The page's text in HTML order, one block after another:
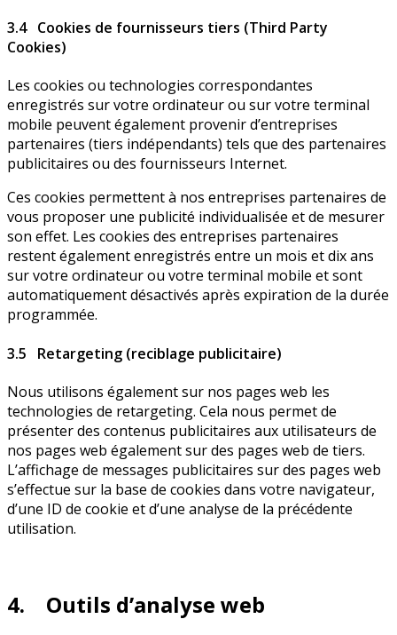
3.4 Cookies de fournisseurs tiers (Third Party
Cookies)
Les cookies ou technologies correspondantes
enregistrés sur votre ordinateur ou sur votre terminal
mobile peuvent également provenir d’entreprises
partenaires (tiers indépendants) tels que des partenaires
publicitaires ou des fournisseurs Internet.
Ces cookies permettent à nos entreprises partenaires de
vous proposer une publicité individualisée et de mesurer
son effet. Les cookies des entreprises partenaires
restent également enregistrés entre un mois et dix ans
sur votre ordinateur ou votre terminal mobile et sont
automatiquement désactivés après expiration de la durée
programmée.
3.5 Retargeting (reciblage publicitaire)
Nous utilisons également sur nos pages web les
technologies de retargeting. Cela nous permet de
présenter des contenus publicitaires aux utilisateurs de
nos pages web également sur des pages web de tiers.
L’affichage de messages publicitaires sur des pages web
s’effectue sur la base de cookies dans votre navigateur,
d’une ID de cookie et d’une analyse de la précédente
utilisation.
4. Outils d’analyse web